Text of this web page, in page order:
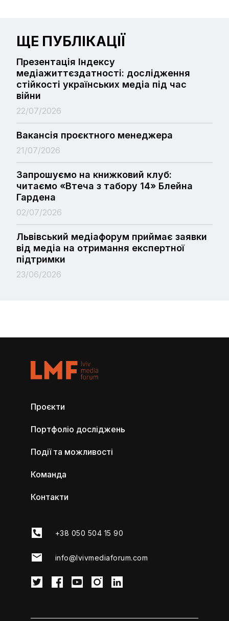
ЩЕ ПУБЛІКАЦІЇ
Презентація Індексу
медіажиттєздатності: дослідження
стійкості українських медіа під час
війни
22/07/2026
Вакансія проєктного менеджера
21/07/2026
Запрошуємо на книжковий клуб:
читаємо «Втеча з табору 14» Блейна
Гардена
02/07/2026
Львівський медіафорум приймає заявки
від медіа на отримання експертної
підтримки
23/06/2026
Проєкти
Портфоліо досліджень
Події та можливості
Команда
Контакти
+38 050 504 15 90
info@lvivmediaforum.com